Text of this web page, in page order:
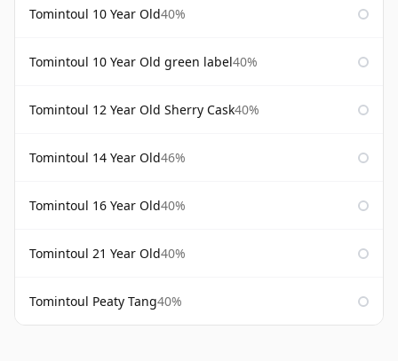
Tomintoul 10 Year Old40%
Tomintoul 10 Year Old green label40%
Tomintoul 12 Year Old Sherry Cask40%
Tomintoul 14 Year Old46%
Tomintoul 16 Year Old40%
Tomintoul 21 Year Old40%
Tomintoul Peaty Tang40%